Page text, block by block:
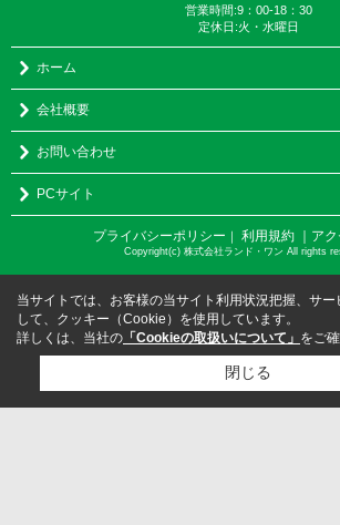
営業時間:9：00-18：30
定休日:火・水曜日
ホーム
会社概要
お問い合わせ
PCサイト
プライバシーポリシー 利用規約 ｜ア
Copyright(c) 株式会社ランド・ワン All rights
当サイトでは、お客様の当サイト利用状況把握、サー
して、クッキー（Cookie）を使用しています。
詳しくは、当社の 「Cookieの取扱いについて」 をご
閉じる